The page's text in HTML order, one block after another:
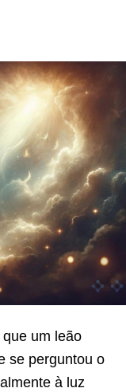
um leão
se perguntou o
à luz